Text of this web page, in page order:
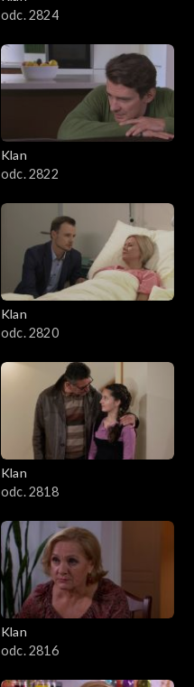
odc. 2824
Klan
odc. 2822
Klan
odc. 2820
Klan
odc. 2818
Klan
odc. 2816